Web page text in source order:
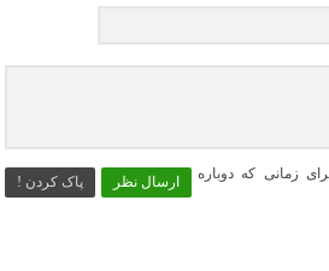
ارسال نظر پاک کردن !
زمانی که دوباره